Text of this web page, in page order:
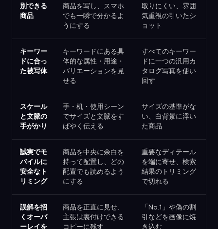
別できる
商品
商品を写し、スマホ
でも一瞬で分かるよ
うにする
取りにくい、雰囲
気重視の引いたシ
ョット
キーワー
ドに合っ
た被写体
キーワードにある具
体的な属性・用途・
バリエーションを見
せる
すべてのキーワー
ドに一つの汎用カ
タログ写真を使い
回す
スケール
と文脈の
手がかり
手・机・使用シーン
でサイズと文脈をす
ばやく伝える
サイズの基準がな
い、白背景に浮い
た商品
誠実でモ
バイルに
安全なト
リミング
商品を中央に余白を
持って配置し、どの
配置でも読めるよう
にする
重要なディテール
を端に寄せ、検索
結果のトリミング
で切れる
誤解を招
くオーバ
ーレイを
商品を正直に見せ、
主張は裏付けできる
コピーに残す
「No.1」や偽の割
引などを画像に焼
き込む